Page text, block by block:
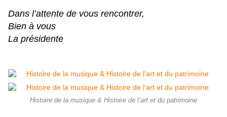
Dans l’attente de vous rencontrer,
Bien à vous
La présidente
Histoire de la musique & Histoire de l’art et du patrimoine